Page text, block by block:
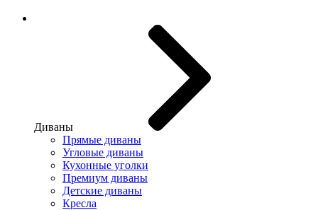
Диваны
Прямые диваны
Угловые диваны
Кухонные уголки
Премиум диваны
Детские диваны
Кресла